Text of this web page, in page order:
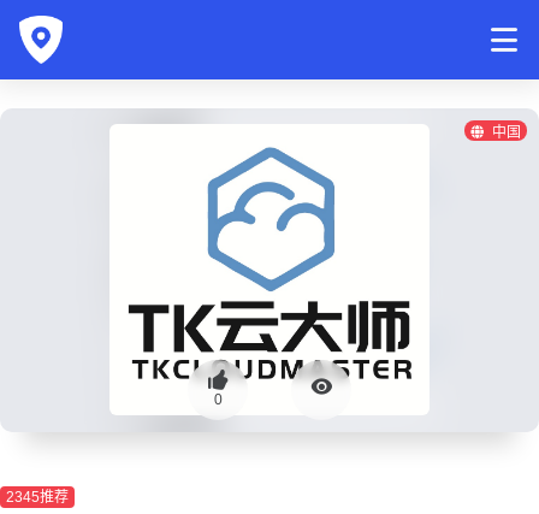
中国
0
2345推荐